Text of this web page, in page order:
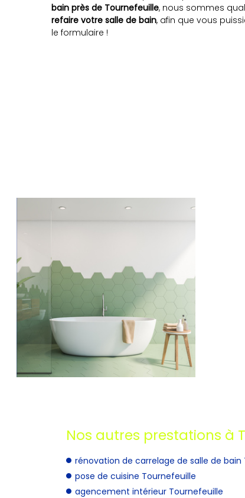
bain près de Tournefeuille, nous sommes
refaire votre salle de bain, afin que vous
le formulaire !
Nos autres prestations à
rénovation de carrelage de salle de bain
pose de cuisine Tournefeuille
agencement intérieur Tournefeuille